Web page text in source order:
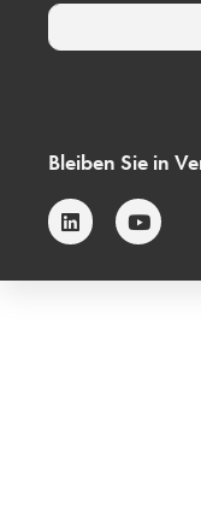
Bleiben Sie in